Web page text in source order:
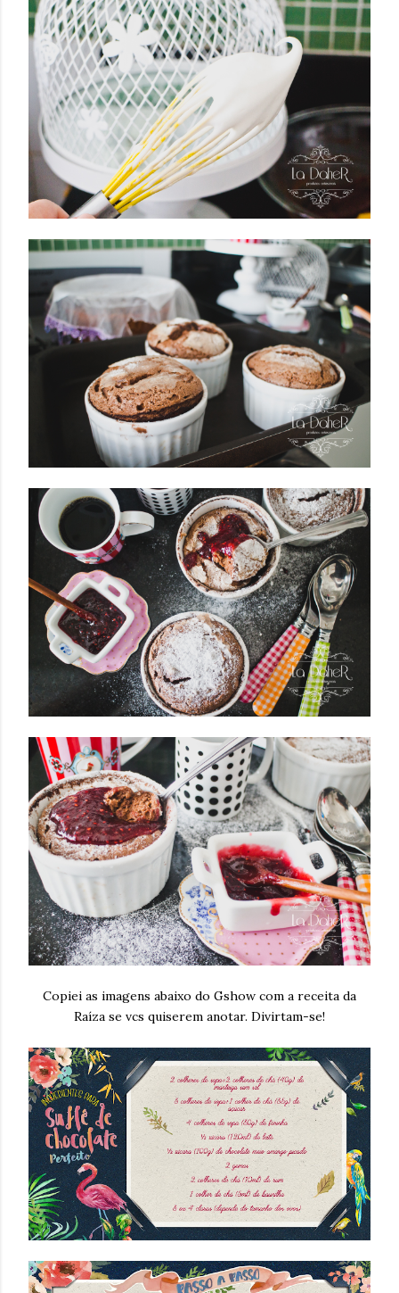
Copiei as imagens abaixo do Gshow com a receita da
Raíza se vcs quiserem anotar. Divirtam-se!